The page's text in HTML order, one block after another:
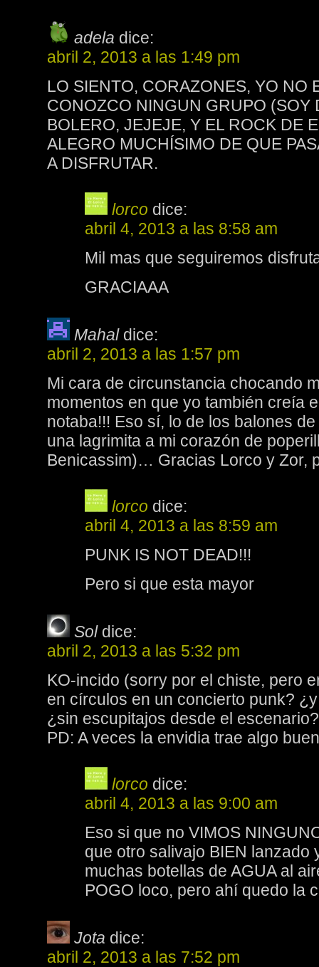
adela dice:
abril 2, 2013 a las 1:49 pm
LO SIENTO, CORAZONES, YO NO
CONOZCO NINGUN GRUPO (SOY
BOLERO, JEJEJE, Y EL ROCK DE
ALEGRO MUCHÍSIMO DE QUE
A DISFRUTAR.
lorco dice:
abril 4, 2013 a las 8:58 am
Mil mas que seguiremos
GRACIAAA
Mahal dice:
abril 2, 2013 a las 1:57 pm
Mi cara de circunstancia chocando
momentos en que yo también creía
notaba!!! Eso sí, lo de los balones
una lagrimita a mi corazón de
Benicassim)… Gracias Lorco y Zor,
lorco dice:
abril 4, 2013 a las 8:59 am
PUNK IS NOT DEAD!!!
Pero si que esta mayor
Sol dice:
abril 2, 2013 a las 5:32 pm
KO-incido (sorry por el chiste, pero
en círculos en un concierto punk?
¿sin escupitajos desde el
PD: A veces la envidia trae algo
lorco dice:
abril 4, 2013 a las 9:00 am
Eso si que no VIMOS
que otro salivajo BIEN lanzado
muchas botellas de AGUA al
POGO loco, pero ahí quedo la
Jota dice:
abril 2, 2013 a las 7:52 pm